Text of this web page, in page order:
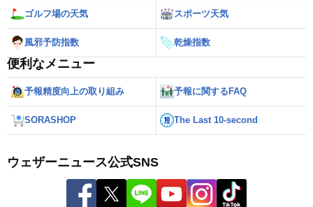
ゴルフ場の天気 スポーツ天気
風邪予防指数 乾燥指数
便利なメニュー
予報精度向上の取り組み 予報に関するFAQ
SORASHOP The Last 10-second
ウェザーニュース公式SNS